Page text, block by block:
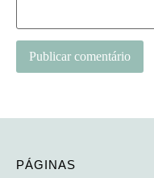
PÁGINAS